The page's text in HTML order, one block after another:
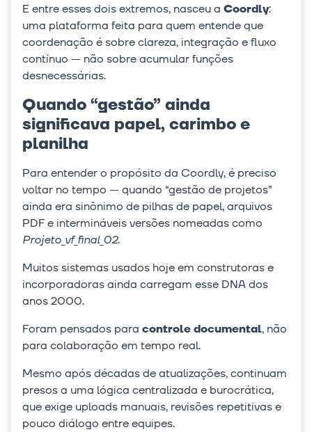
E entre esses dois extremos, nasceu a Coordly:
uma plataforma feita para quem entende que
coordenação é sobre clareza, integração e fluxo
contínuo — não sobre acumular funções
desnecessárias.
Quando “gestão” ainda
significava papel, carimbo e
planilha
Para entender o propósito da Coordly, é preciso
voltar no tempo — quando “gestão de projetos”
ainda era sinônimo de pilhas de papel, arquivos
PDF e intermináveis versões nomeadas como
Projeto_vf_final_02.
Muitos sistemas usados hoje em construtoras e
incorporadoras ainda carregam esse DNA dos
anos 2000.
Foram pensados para controle documental, não
para colaboração em tempo real.
Mesmo após décadas de atualizações, continuam
presos a uma lógica centralizada e burocrática,
que exige uploads manuais, revisões repetitivas e
pouco diálogo entre equipes.